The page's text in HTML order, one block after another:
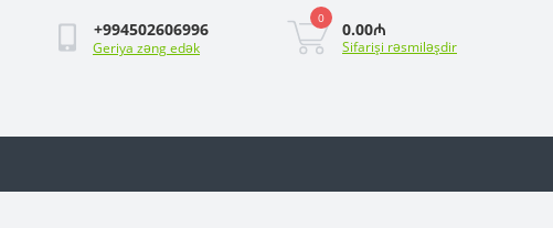
+994502606996
Geriya zəng edək
0
0.00₼
Sifarişi rəsmiləşdir